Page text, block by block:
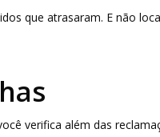
que atrasaram. E não
verifica além das